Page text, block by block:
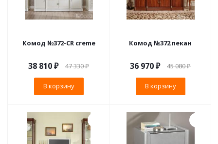
Комод №372-СR creme
38 810₽ 47 330₽
В корзину
Комод №372 пекан
36 970₽ 45 080₽
В корзину